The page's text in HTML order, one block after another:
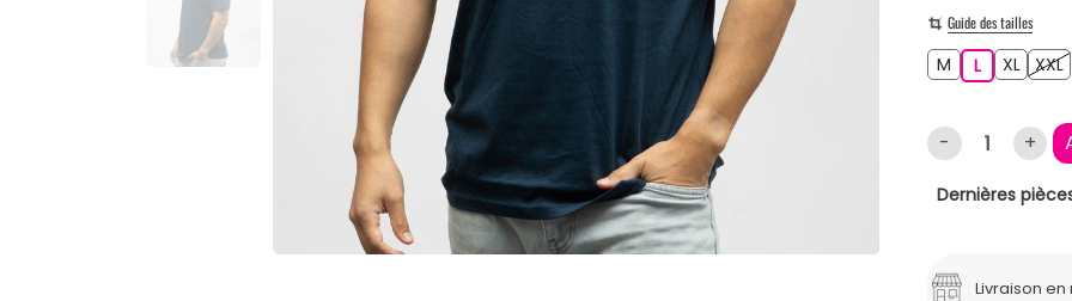
Guide des tailles
M LL XLXLXXL
- +
Dernières
Livraison